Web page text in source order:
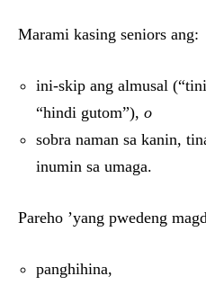
Marami kasing seniors ang:
ini-skip ang almusal
“hindi gutom”), o
sobra naman sa kanin,
inumin sa umaga.
Pareho ’yang pwedeng
panghihina,